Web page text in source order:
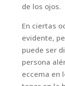
de los ojos.
En ciertas
evidente,
puede ser
persona
eccema en